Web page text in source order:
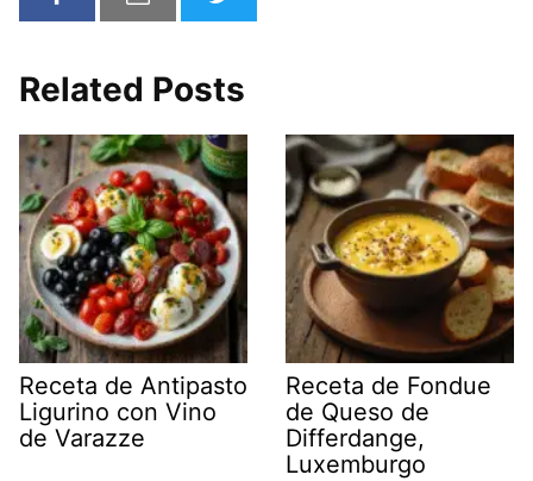
Related Posts
Receta de Antipasto
Ligurino con Vino
de Varazze
Receta de Fondue
de Queso de
Differdange,
Luxemburgo